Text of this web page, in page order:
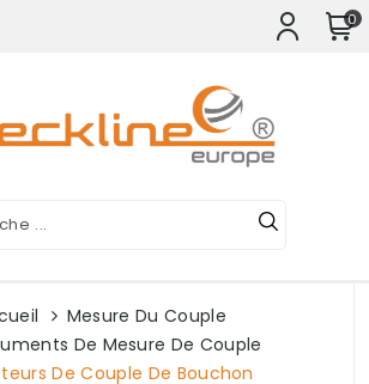
0
Mesure Du Couple
De Mesure De Couple
De Couple De Bouchon